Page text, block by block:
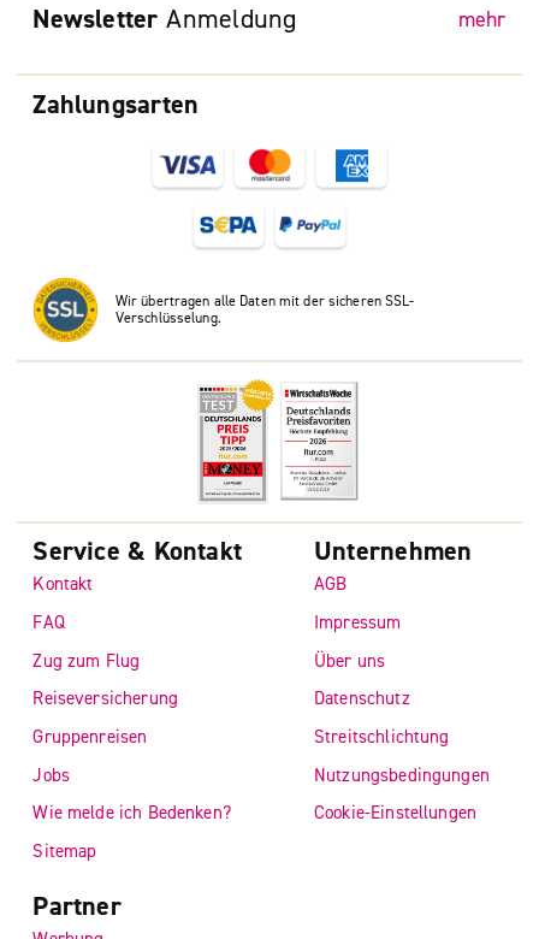
Zahlungsarten
Wir übertragen alle Daten mit der sicheren SSL-
Verschlüsselung.
Newsletter Anmeldung mehr
Service & Kontakt
Kontakt
FAQ
Zug zum Flug
Reiseversicherung
Gruppenreisen
Jobs
Wie melde ich Bedenken?
Sitemap
Unternehmen
AGB
Impressum
Über uns
Datenschutz
Streitschlichtung
Nutzungsbedingungen
Cookie-Einstellungen
Partner